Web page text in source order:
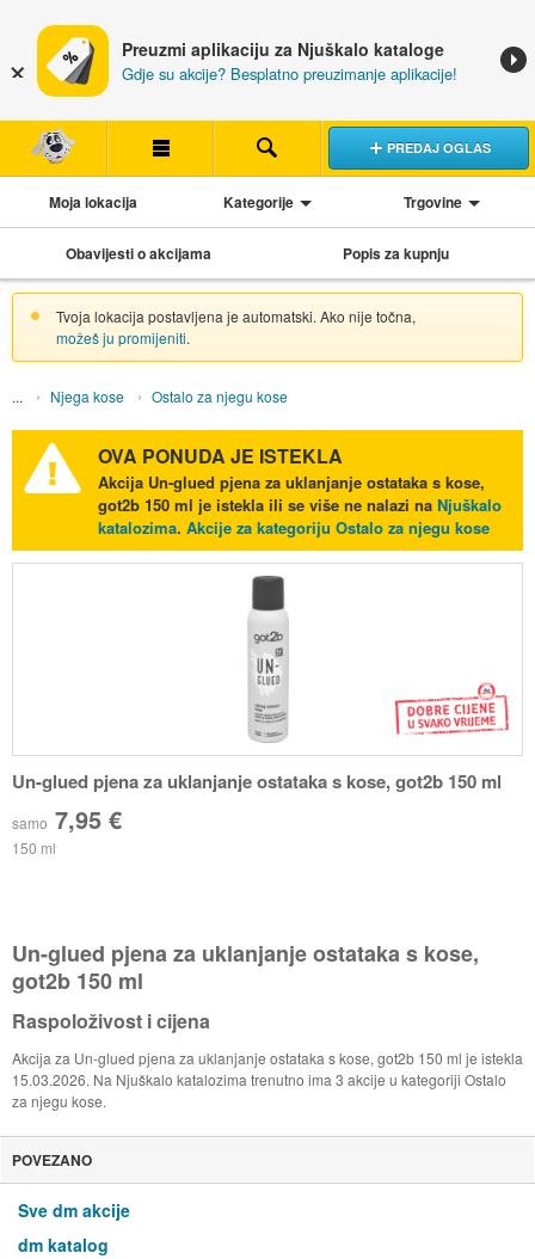
Preuzmi aplikaciju za Njuškalo kataloge
Gdje su akcije? Besplatno preuzimanje aplikacije!
PREDAJ OGLAS
Moja lokacija Kategorije Trgovine
Obavijesti o akcijama Popis za kupnju
Tvoja lokacija postavljena je automatski. Ako nije točna,
možeš ju promijeniti.
Njega kose Ostalo za njegu kose
OVA PONUDA JE ISTEKLA
Akcija Un-glued pjena za uklanjanje ostataka s kose,
got2b 150 ml je istekla ili se više ne nalazi na Njuškalo
katalozima. Akcije za kategoriju Ostalo za njegu kose
Un-glued pjena za uklanjanje ostataka s kose, got2b 150 ml
samo 7,95 €
150 ml
Un-glued pjena za uklanjanje ostataka s kose,
got2b 150 ml
Raspoloživost i cijena
Akcija za Un-glued pjena za uklanjanje ostataka s kose, got2b 150 ml je istekla
15.03.2026. Na Njuškalo katalozima trenutno ima 3 akcije u kategoriji Ostalo
za njegu kose.
POVEZANO
Sve dm akcije
dm katalog